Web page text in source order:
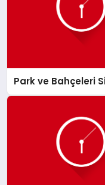
Park ve Bahçeleri